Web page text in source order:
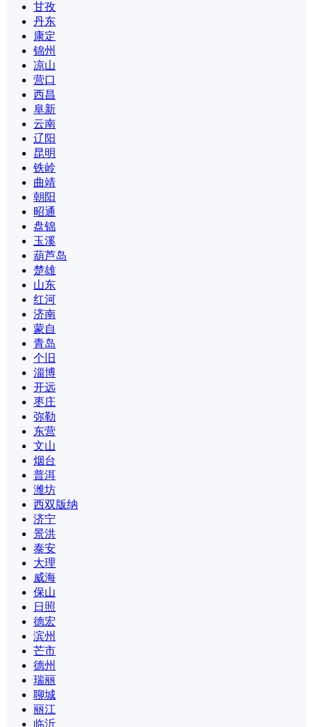
甘孜
丹东
康定
锦州
凉山
营口
西昌
阜新
云南
辽阳
昆明
铁岭
曲靖
朝阳
昭通
盘锦
玉溪
葫芦岛
楚雄
山东
红河
济南
蒙自
青岛
个旧
淄博
开远
枣庄
弥勒
东营
文山
烟台
普洱
潍坊
西双版纳
济宁
景洪
泰安
大理
威海
保山
日照
德宏
滨州
芒市
德州
瑞丽
聊城
丽江
临沂